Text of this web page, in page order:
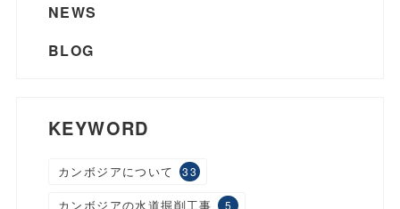
NEWS
BLOG
KEYWORD
カンボジアについて 33
カンボジアの水道掘削工事 5